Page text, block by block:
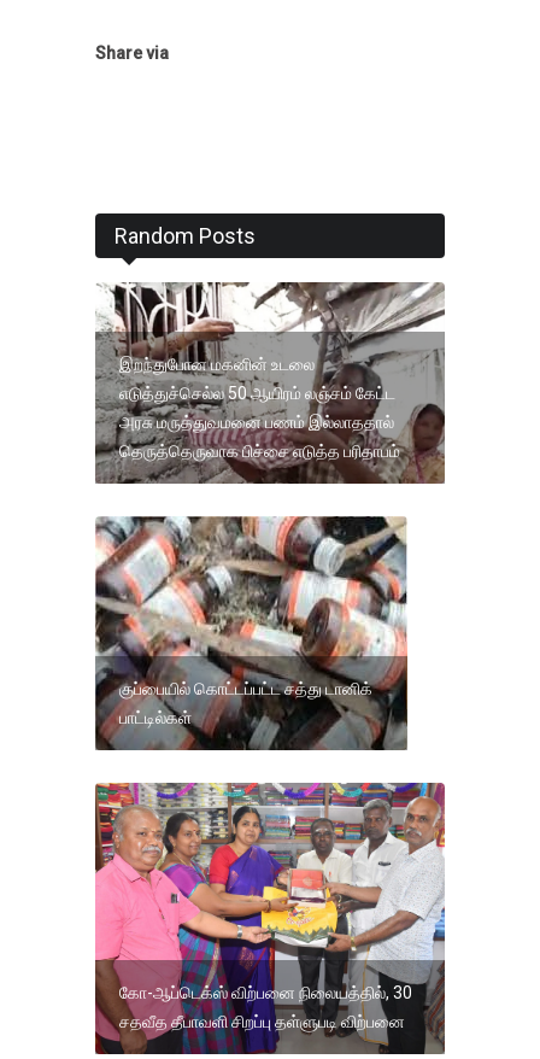
Share via
Random Posts
இறந்துபோன மகனின் உடலை
எடுத்துச்செல்ல 50 ஆயிரம் லஞ்சம் கேட்ட
அரசு மருத்துவமனை பணம் இல்லாததால்
தெருத்தெருவாக பிச்சை எடுத்த பரிதாபம்
குப்பையில் கொட்டப்பட்ட சத்து டானிக்
பாட்டில்கள்
கோ-ஆப்டெக்ஸ் விற்பனை நிலையத்தில், 30
சதவீத தீபாவளி சிறப்பு தள்ளுபடி விற்பனை